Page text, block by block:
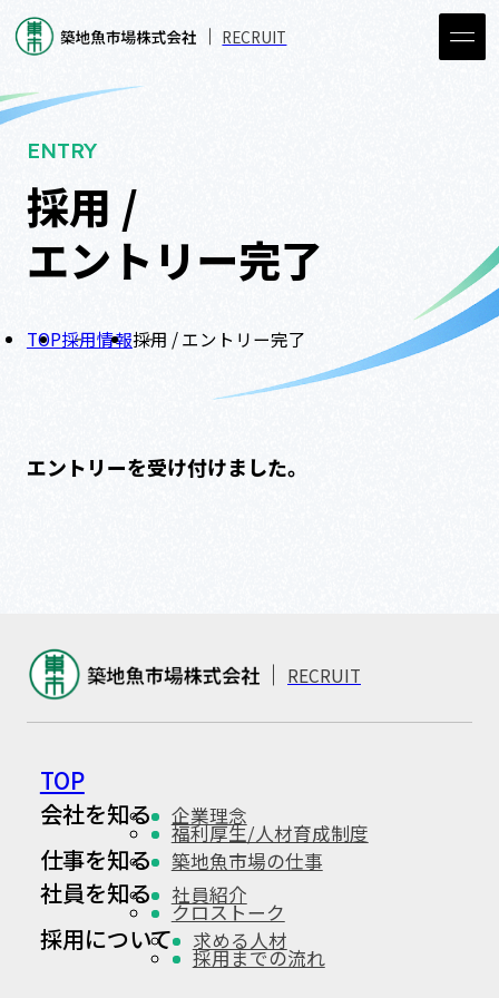
RECRUIT
ENTRY
採用 /
エントリー完了
TOP採用情報採用 / エントリー完了
エントリーを受け付けました。
RECRUIT
TOP
会社を知る
企業理念
福利厚生/人材育成制度
仕事を知る 築地魚市場の仕事
社員を知る 社員紹介
クロストーク
採用について 求める人材
採用までの流れ